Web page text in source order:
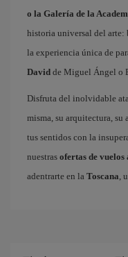
o la Galería de la
historia universal del arte:
la experiencia única de
David de Miguel Ángel o
Disfruta del inolvidable
misma, su arquitectura, su
tus sentidos con la
nuestras ofertas de
adentrarte en la Toscana,